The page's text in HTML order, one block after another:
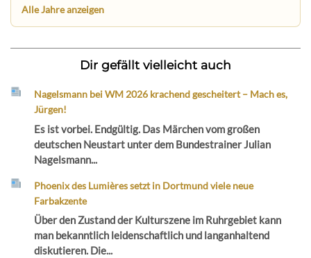
Alle Jahre anzeigen
Dir gefällt vielleicht auch
Nagelsmann bei WM 2026 krachend gescheitert – Mach es,
Jürgen!
Es ist vorbei. Endgültig. Das Märchen vom großen
deutschen Neustart unter dem Bundestrainer Julian
Nagelsmann...
Phoenix des Lumières setzt in Dortmund viele neue
Farbakzente
Über den Zustand der Kulturszene im Ruhrgebiet kann
man bekanntlich leidenschaftlich und langanhaltend
diskutieren. Die...